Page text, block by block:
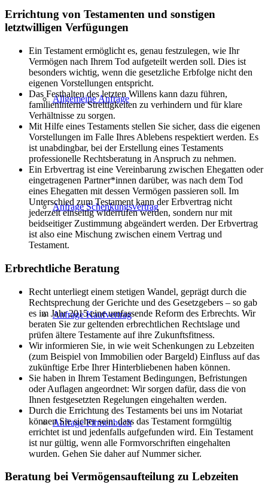
Allgemeine Anfrage
Anfrage Schenkungsvertrag
Anfrage Kaufvertrag
Anfrage Firmenbuch
Errichtung von Testamenten und sonstigen
letztwilligen Verfügungen
Ein Testament ermöglicht es, genau festzulegen, wie Ihr
Vermögen nach Ihrem Tod aufgeteilt werden soll. Dies ist
besonders wichtig, wenn die gesetzliche Erbfolge nicht den
eigenen Vorstellungen entspricht.
Das Festhalten des letzten Willens kann dazu führen,
familieninterne Streitigkeiten zu verhindern und für klare
Verhältnisse zu sorgen.
Mit Hilfe eines Testaments stellen Sie sicher, dass die eigenen
Vorstellungen im Falle Ihres Ablebens respektiert werden. Es
ist unabdingbar, bei der Erstellung eines Testaments
professionelle Rechtsberatung in Anspruch zu nehmen.
Ein Erbvertrag ist eine Vereinbarung zwischen Ehegatten oder
eingetragenen Partner*innen darüber, was nach dem Tod
eines Ehegatten mit dessen Vermögen passieren soll. Im
Unterschied zum Testament kann der Erbvertrag nicht
jederzeit einseitig widerrufen werden, sondern nur mit
beidseitiger Zustimmung abgeändert werden. Der Erbvertrag
ist also eine Mischung zwischen einem Vertrag und
Testament.
Erbrechtliche Beratung
Recht unterliegt einem stetigen Wandel, geprägt durch die
Rechtsprechung der Gerichte und des Gesetzgebers – so gab
es im Jahr 2015 eine umfassende Reform des Erbrechts. Wir
beraten Sie zur geltenden erbrechtlichen Rechtslage und
prüfen ältere Testamente auf ihre Zukunftsfitness.
Wir informieren Sie, in wie weit Schenkungen zu Lebzeiten
(zum Beispiel von Immobilien oder Bargeld) Einfluss auf das
zukünftige Erbe Ihrer Hinterbliebenen haben können.
Sie haben in Ihrem Testament Bedingungen, Befristungen
oder Auflagen angeordnet: Wir sorgen dafür, dass die von
Ihnen festgesetzten Regelungen eingehalten werden.
Durch die Errichtung des Testaments bei uns im Notariat
können Sie sicher sein, dass das Testament formgültig
errichtet ist und jedenfalls aufgefunden wird. Ein Testament
ist nur gültig, wenn alle Formvorschriften eingehalten
wurden. Gehen Sie daher auf Nummer sicher.
Beratung bei Vermögensaufteilung zu Lebzeiten